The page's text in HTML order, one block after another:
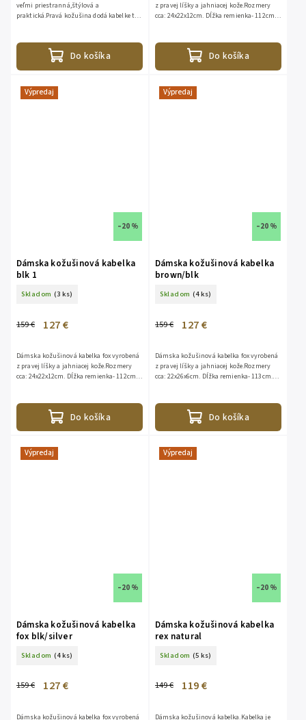
Do košíka
veľmi priestranná,štýlová a
praktická.Pravá kožušina dodá kabelke ten
Do košíka
z pravej líšky a jahniacej kože.Rozmery
cca: 24x22x12cm. Dĺžka remienka- 112cm.
Výpredaj
–20 %
Dámska kožušinová kabelka
blk 1
Skladom (3 ks)
159 € 127 €
Do košíka
Dámska kožušinová kabelka fox vyrobená
z pravej líšky a jahniacej kože.Rozmery
cca: 24x22x12cm. Dĺžka remienka- 112cm.
Výpredaj
–20 %
Dámska kožušinová kabelka
brown/blk
Skladom (4 ks)
159 € 127 €
Do košíka
Dámska kožušinová kabelka fox vyrobená
z pravej líšky a jahniacej kože.Rozmery
cca: 22x26x6cm. Dĺžka remienka- 113cm.
Výpredaj
–20 %
Dámska kožušinová kabelka
fox blk/silver
Skladom (4 ks)
159 € 127 €
Dámska kožušinová kabelka fox vyrobená
Výpredaj
–20 %
Dámska kožušinová kabelka
rex natural
Skladom (5 ks)
149 € 119 €
Dámska kožušinová kabelka.Kabelka je